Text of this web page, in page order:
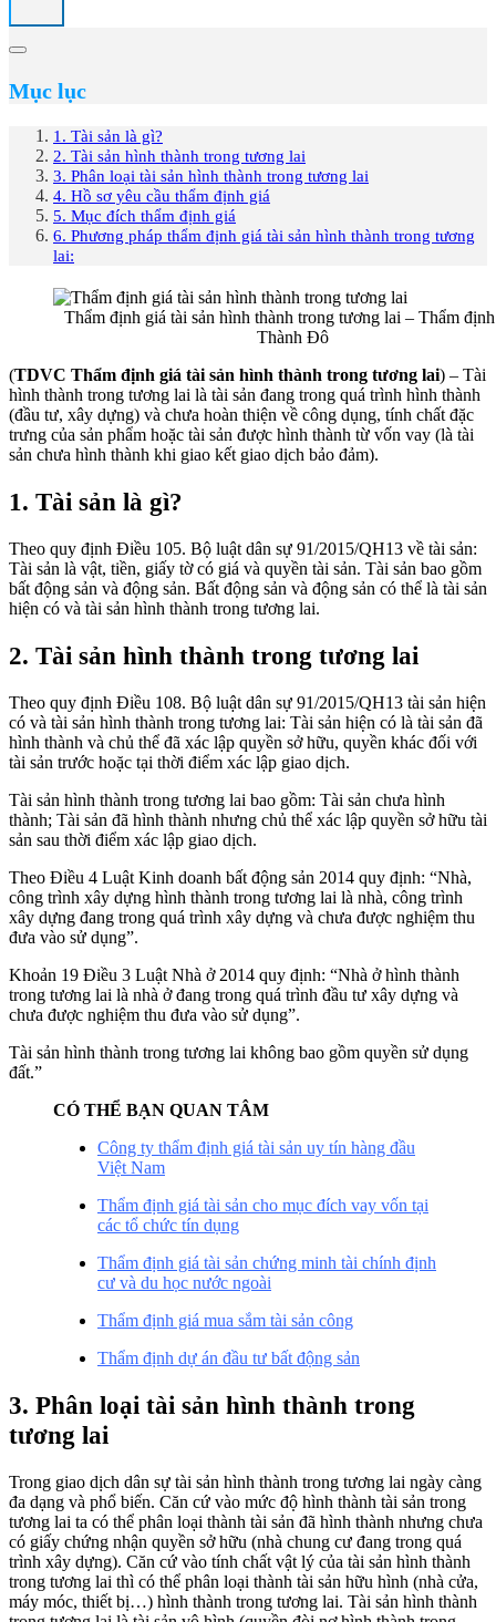
Mục lục
1. Tài sản là gì?
2. Tài sản hình thành trong tương lai
3. Phân loại tài sản hình thành trong tương lai
4. Hồ sơ yêu cầu thẩm định giá
5. Mục đích thẩm định giá
6. Phương pháp thẩm định giá tài sản hình thành trong tương
lai:
Thẩm định giá tài sản hình thành trong tương lai – Thẩm
Thành Đô
(TDVC Thẩm định giá tài sản hình thành trong tương lai) – Tài
hình thành trong tương lai là tài sản đang trong quá trình hình thành
(đầu tư, xây dựng) và chưa hoàn thiện về công dụng, tính chất đặc
trưng của sản phẩm hoặc tài sản được hình thành từ vốn vay (là tài
sản chưa hình thành khi giao kết giao dịch bảo đảm).
1. Tài sản là gì?
Theo quy định Điều 105. Bộ luật dân sự 91/2015/QH13 về tài sản:
Tài sản là vật, tiền, giấy tờ có giá và quyền tài sản. Tài sản bao gồm
bất động sản và động sản. Bất động sản và động sản có thể là tài sản
hiện có và tài sản hình thành trong tương lai.
2. Tài sản hình thành trong tương lai
Theo quy định Điều 108. Bộ luật dân sự 91/2015/QH13 tài sản hiện
có và tài sản hình thành trong tương lai: Tài sản hiện có là tài sản đã
hình thành và chủ thể đã xác lập quyền sở hữu, quyền khác đối với
tài sản trước hoặc tại thời điểm xác lập giao dịch.
Tài sản hình thành trong tương lai bao gồm: Tài sản chưa hình
thành; Tài sản đã hình thành nhưng chủ thể xác lập quyền sở hữu tài
sản sau thời điểm xác lập giao dịch.
Theo Điều 4 Luật Kinh doanh bất động sản 2014 quy định: “Nhà,
công trình xây dựng hình thành trong tương lai là nhà, công trình
xây dựng đang trong quá trình xây dựng và chưa được nghiệm thu
đưa vào sử dụng”.
Khoản 19 Điều 3 Luật Nhà ở 2014 quy định: “Nhà ở hình thành
trong tương lai là nhà ở đang trong quá trình đầu tư xây dựng và
chưa được nghiệm thu đưa vào sử dụng”.
Tài sản hình thành trong tương lai không bao gồm quyền sử dụng
đất.”
CÓ THỂ BẠN QUAN TÂM
Công ty thẩm định giá tài sản uy tín hàng đầu
Việt Nam
Thẩm định giá tài sản cho mục đích vay vốn tại
các tổ chức tín dụng
Thẩm định giá tài sản chứng minh tài chính định
cư và du học nước ngoài
Thẩm định giá mua sắm tài sản công
Thẩm định dự án đầu tư bất động sản
3. Phân loại tài sản hình thành trong
tương lai
Trong giao dịch dân sự tài sản hình thành trong tương lai ngày càng
đa dạng và phổ biến. Căn cứ vào mức độ hình thành tài sản trong
tương lai ta có thể phân loại thành tài sản đã hình thành nhưng chưa
có giấy chứng nhận quyền sở hữu (nhà chung cư đang trong quá
trình xây dựng). Căn cứ vào tính chất vật lý của tài sản hình thành
trong tương lai thì có thể phân loại thành tài sản hữu hình (nhà cửa,
máy móc, thiết bị…) hình thành trong tương lai. Tài sản hình thành